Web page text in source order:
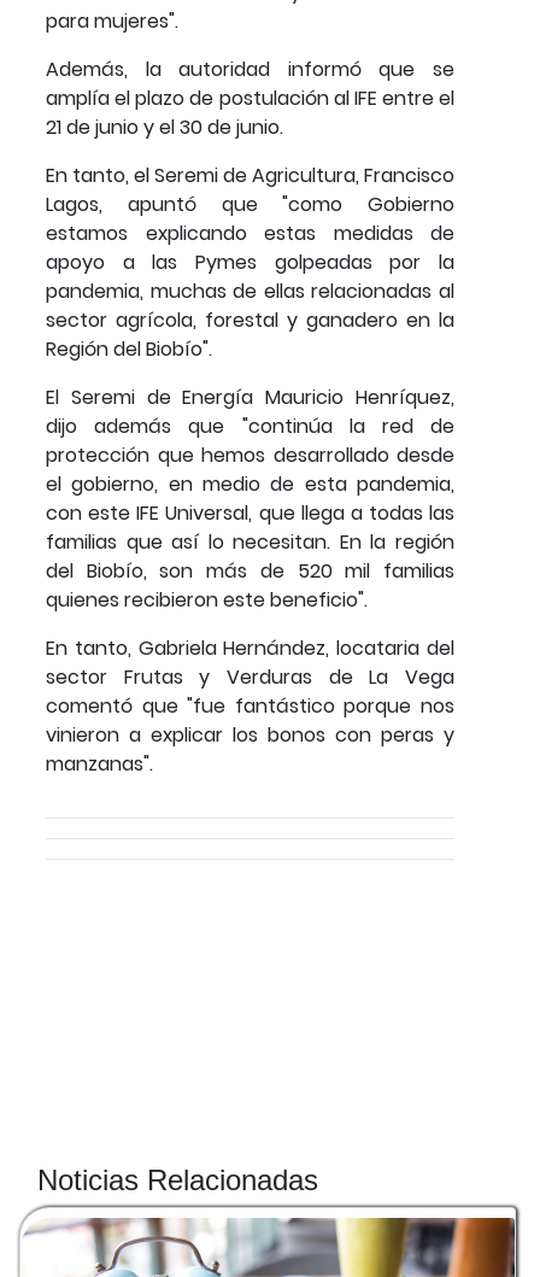
para mujeres".
Además, la autoridad informó que se
amplía el plazo de postulación al IFE entre el
21 de junio y el 30 de junio.
En tanto, el Seremi de Agricultura, Francisco
Lagos, apuntó que "como Gobierno
estamos explicando estas medidas de
apoyo a las Pymes golpeadas por la
pandemia, muchas de ellas relacionadas al
sector agrícola, forestal y ganadero en la
Región del Biobío".
El Seremi de Energía Mauricio Henríquez,
dijo además que "continúa la red de
protección que hemos desarrollado desde
el gobierno, en medio de esta pandemia,
con este IFE Universal, que llega a todas las
familias que así lo necesitan. En la región
del Biobío, son más de 520 mil familias
quienes recibieron este beneficio".
En tanto, Gabriela Hernández, locataria del
sector Frutas y Verduras de La Vega
comentó que "fue fantástico porque nos
vinieron a explicar los bonos con peras y
manzanas".
Noticias Relacionadas